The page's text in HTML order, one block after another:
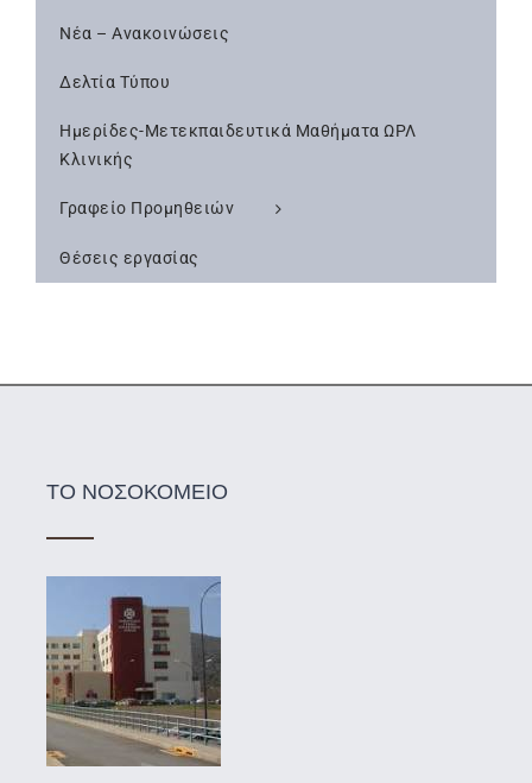
Νέα – Ανακοινώσεις
Δελτία Τύπου
Ημερίδες-Μετεκπαιδευτικά Μαθήματα ΩΡΛ
Κλινικής
Γραφείο Προμηθειών
Θέσεις εργασίας
ΤΟ ΝΟΣΟΚΟΜΕΙΟ